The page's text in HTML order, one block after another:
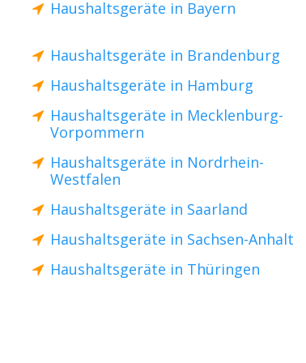
Haushaltsgeräte in Bayern
Haushaltsgeräte in Brandenburg
Haushaltsgeräte in Hamburg
Haushaltsgeräte in Mecklenburg-
Vorpommern
Haushaltsgeräte in Nordrhein-
Westfalen
Haushaltsgeräte in Saarland
Haushaltsgeräte in Sachsen-Anhalt
Haushaltsgeräte in Thüringen